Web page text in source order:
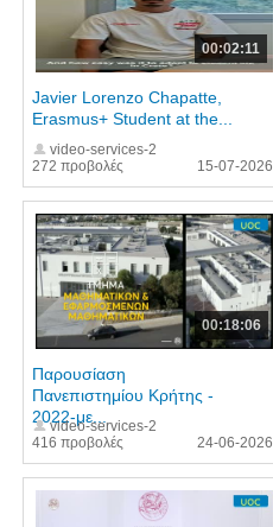
00:02:11
272 προβολές
Javier Lorenzo Chapatte,
Erasmus+ Student at the...
video-services-2
15-07-2026
00:18:06
416 προβολές
Παρουσίαση
Πανεπιστημίου Κρήτης -
2022-με...
video-services-2
24-06-2026